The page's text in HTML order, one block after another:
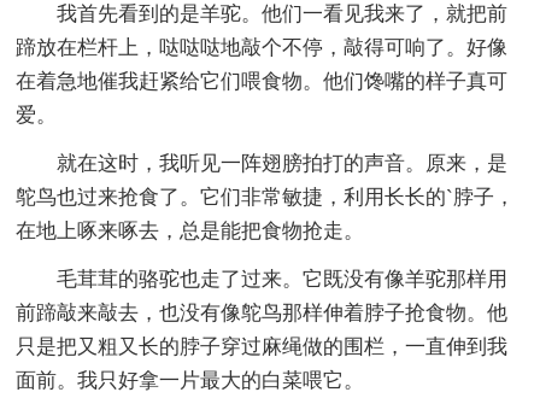
我首先看到的是羊驼。他们一看见我来了，就把前
蹄放在栏杆上，哒哒哒地敲个不停，敲得可响了。好像
在着急地催我赶紧给它们喂食物。他们馋嘴的样子真可
爱。
就在这时，我听见一阵翅膀拍打的声音。原来，是
鸵鸟也过来抢食了。它们非常敏捷，利用长长的`脖子，
在地上啄来啄去，总是能把食物抢走。
毛茸茸的骆驼也走了过来。它既没有像羊驼那样用
前蹄敲来敲去，也没有像鸵鸟那样伸着脖子抢食物。他
只是把又粗又长的脖子穿过麻绳做的围栏，一直伸到我
面前。我只好拿一片最大的白菜喂它。